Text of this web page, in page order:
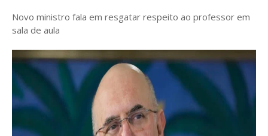
Novo ministro fala em resgatar respeito ao professor em
sala de aula